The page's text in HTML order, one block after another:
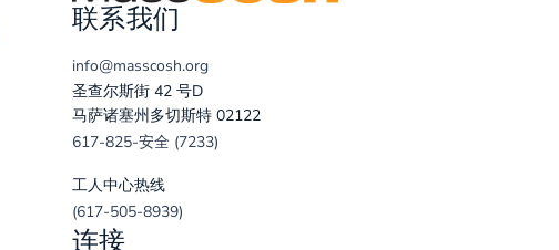
联系我们
info@masscosh.org
圣查尔斯街 42 号D
马萨诸塞州多切斯特 02122
617-825-安全 (7233)
工人中心热线
(617-505-8939)
连接